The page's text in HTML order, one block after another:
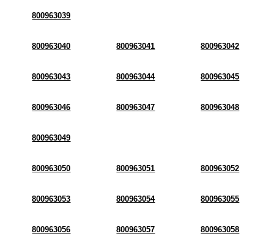
800963039
800963040 800963041 800963042
800963043 800963044 800963045
800963046 800963047 800963048
800963049
800963050 800963051 800963052
800963053 800963054 800963055
800963056 800963057 800963058